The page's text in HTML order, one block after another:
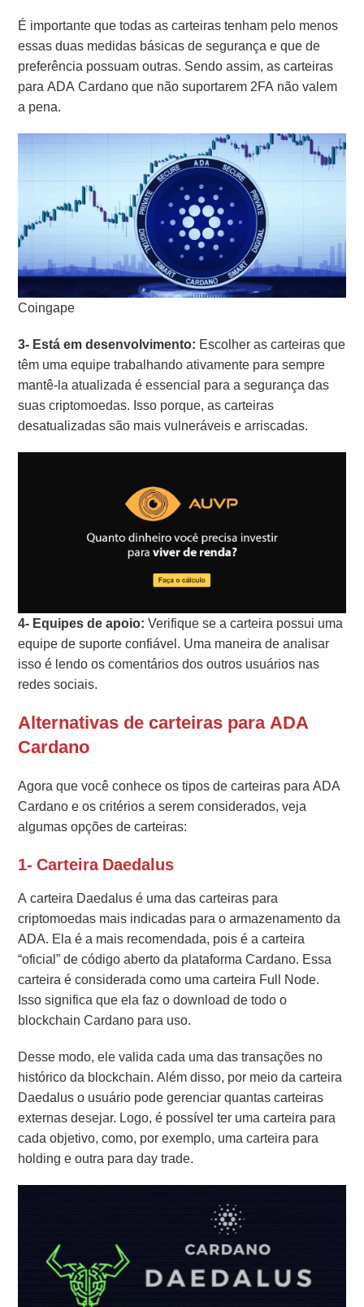
É importante que todas as carteiras tenham pelo menos
essas duas medidas básicas de segurança e que de
preferência possuam outras. Sendo assim, as carteiras
para ADA Cardano que não suportarem 2FA não valem
a pena.
Coingape
3- Está em desenvolvimento: Escolher as carteiras que
têm uma equipe trabalhando ativamente para sempre
mantê-la atualizada é essencial para a segurança das
suas criptomoedas. Isso porque, as carteiras
desatualizadas são mais vulneráveis e arriscadas.
4- Equipes de apoio: Verifique se a carteira possui uma
equipe de suporte confiável. Uma maneira de analisar
isso é lendo os comentários dos outros usuários nas
redes sociais.
Alternativas de carteiras para ADA
Cardano
Agora que você conhece os tipos de carteiras para ADA
Cardano e os critérios a serem considerados, veja
algumas opções de carteiras:
1- Carteira Daedalus
A carteira Daedalus é uma das carteiras para
criptomoedas mais indicadas para o armazenamento da
ADA. Ela é a mais recomendada, pois é a carteira
“oficial” de código aberto da plataforma Cardano. Essa
carteira é considerada como uma carteira Full Node.
Isso significa que ela faz o download de todo o
blockchain Cardano para uso.
Desse modo, ele valida cada uma das transações no
histórico da blockchain. Além disso, por meio da carteira
Daedalus o usuário pode gerenciar quantas carteiras
externas desejar. Logo, é possível ter uma carteira para
cada objetivo, como, por exemplo, uma carteira para
holding e outra para day trade.